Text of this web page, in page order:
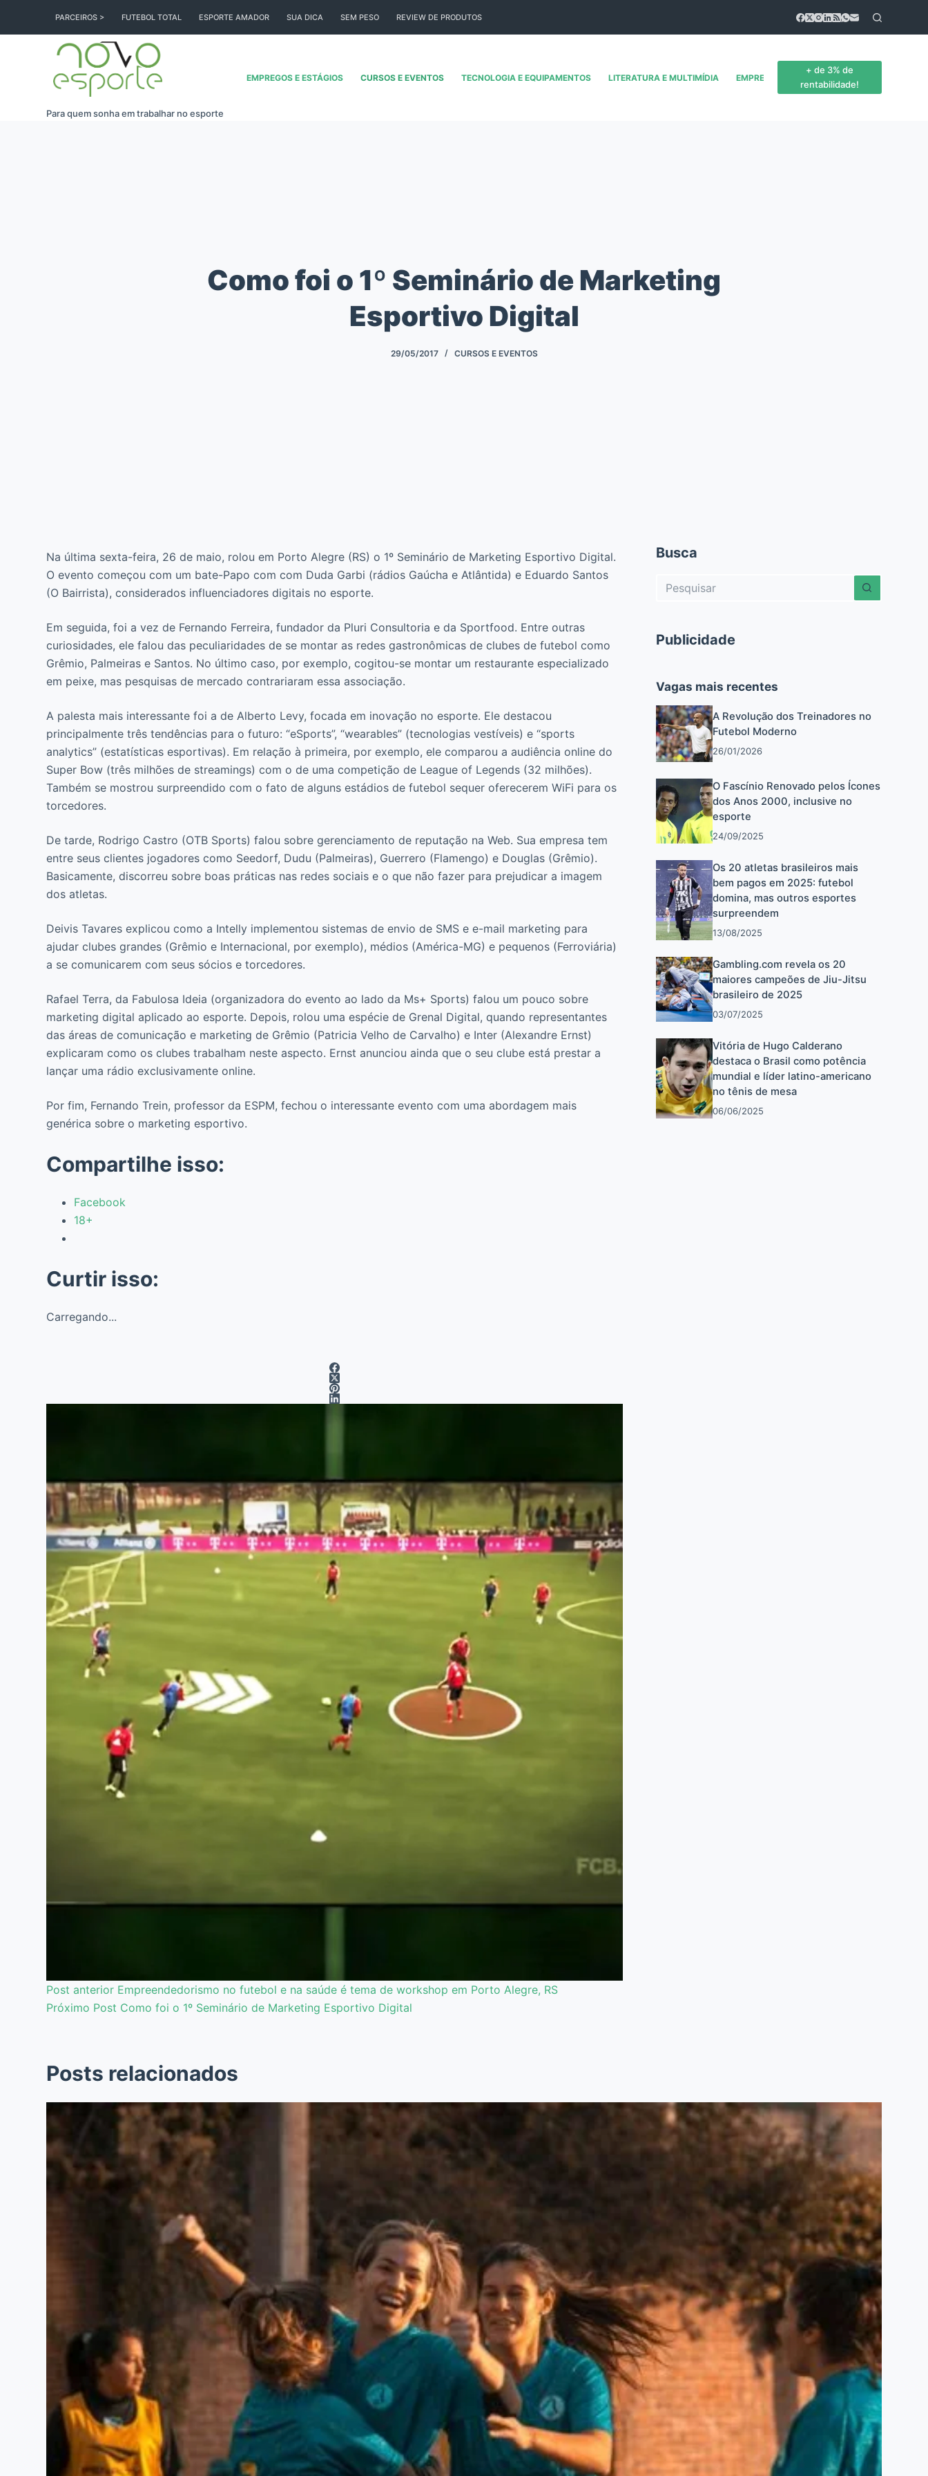
PARCEIROS > FUTEBOL TOTAL ESPORTE AMADOR SUA DICA SEM PESO REVIEW DE PRODUTOS
Para quem sonha em trabalhar no esporte
EMPREGOS E ESTÁGIOS CURSOS E EVENTOS TECNOLOGIA E EQUIPAMENTOS LITERATURA E MULTIMÍDIA EMPREENDEDORISMO
+ de 3% de
rentabilidade!
Como foi o 1º Seminário de Marketing
Esportivo Digital
29/05/2017 CURSOS E EVENTOS
Na última sexta-feira, 26 de maio, rolou em Porto Alegre (RS) o 1º Seminário de Marketing Esportivo Digital.
O evento começou com um bate-Papo com com Duda Garbi (rádios Gaúcha e Atlântida) e Eduardo Santos
(O Bairrista), considerados influenciadores digitais no esporte.
Em seguida, foi a vez de Fernando Ferreira, fundador da Pluri Consultoria e da Sportfood. Entre outras
curiosidades, ele falou das peculiaridades de se montar as redes gastronômicas de clubes de futebol como
Grêmio, Palmeiras e Santos. No último caso, por exemplo, cogitou-se montar um restaurante especializado
em peixe, mas pesquisas de mercado contrariaram essa associação.
A palesta mais interessante foi a de Alberto Levy, focada em inovação no esporte. Ele destacou
principalmente três tendências para o futuro: “eSports”, “wearables” (tecnologias vestíveis) e “sports
analytics” (estatísticas esportivas). Em relação à primeira, por exemplo, ele comparou a audiência online do
Super Bow (três milhões de streamings) com o de uma competição de League of Legends (32 milhões).
Também se mostrou surpreendido com o fato de alguns estádios de futebol sequer oferecerem WiFi para os
torcedores.
De tarde, Rodrigo Castro (OTB Sports) falou sobre gerenciamento de reputação na Web. Sua empresa tem
entre seus clientes jogadores como Seedorf, Dudu (Palmeiras), Guerrero (Flamengo) e Douglas (Grêmio).
Basicamente, discorreu sobre boas práticas nas redes sociais e o que não fazer para prejudicar a imagem
dos atletas.
Deivis Tavares explicou como a Intelly implementou sistemas de envio de SMS e e-mail marketing para
ajudar clubes grandes (Grêmio e Internacional, por exemplo), médios (América-MG) e pequenos (Ferroviária)
a se comunicarem com seus sócios e torcedores.
Rafael Terra, da Fabulosa Ideia (organizadora do evento ao lado da Ms+ Sports) falou um pouco sobre
marketing digital aplicado ao esporte. Depois, rolou uma espécie de Grenal Digital, quando representantes
das áreas de comunicação e marketing de Grêmio (Patricia Velho de Carvalho) e Inter (Alexandre Ernst)
explicaram como os clubes trabalham neste aspecto. Ernst anunciou ainda que o seu clube está prestar a
lançar uma rádio exclusivamente online.
Por fim, Fernando Trein, professor da ESPM, fechou o interessante evento com uma abordagem mais
genérica sobre o marketing esportivo.
Compartilhe isso:
Facebook
18+
Curtir isso:
Carregando...
Post anterior Empreendedorismo no futebol e na saúde é tema de workshop em Porto Alegre, RS
Próximo Post Como foi o 1º Seminário de Marketing Esportivo Digital
Busca
Sem
Publicidade
Vagas mais recentes
A Revolução dos Treinadores no
Futebol Moderno
26/01/2026
O Fascínio Renovado pelos Ícones
dos Anos 2000, inclusive no
esporte
24/09/2025
Os 20 atletas brasileiros mais
bem pagos em 2025: futebol
domina, mas outros esportes
surpreendem
13/08/2025
Gambling.com revela os 20
maiores campeões de Jiu-Jitsu
brasileiro de 2025
03/07/2025
Vitória de Hugo Calderano
destaca o Brasil como potência
mundial e líder latino-americano
no tênis de mesa
06/06/2025
Posts relacionados